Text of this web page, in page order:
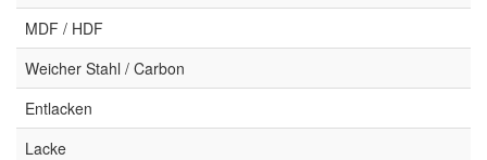
MDF / HDF
Weicher Stahl / Carbon
Entlacken
Lacke